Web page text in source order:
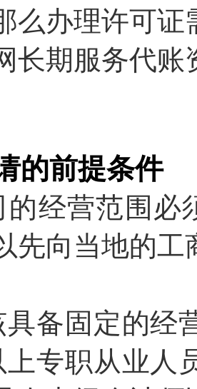
么办理许可
长期服务代
的前提条件
的经营范围必
先向当地的
具备固定的经
上专职从业人